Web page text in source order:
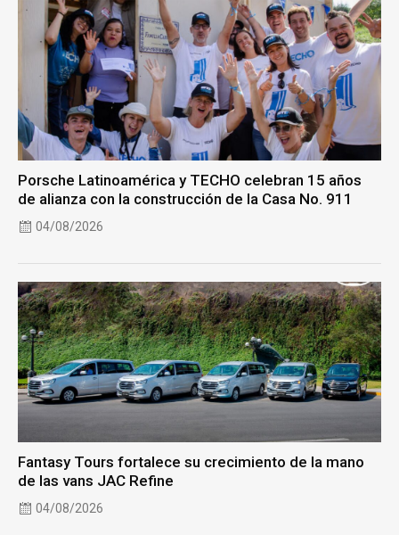
Porsche Latinoamérica y TECHO celebran 15 años
de alianza con la construcción de la Casa No. 911
04/08/2026
Fantasy Tours fortalece su crecimiento de la mano
de las vans JAC Refine
04/08/2026